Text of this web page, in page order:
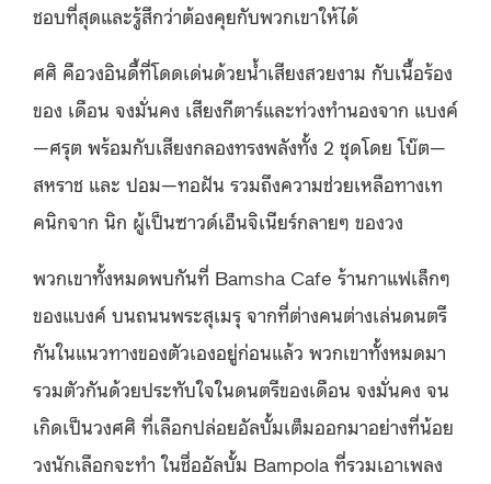
ชอบที่สุดและรู้สึกว่าต้องคุยกับพวกเขาให้ได้
ศศิ คือวงอินดี้ที่โดดเด่นด้วยน้ำเสียงสวยงาม กับเนื้อร้อง
ของ เดือน จงมั่นคง เสียงกีตาร์และท่วงทำนองจาก แบงค์
—ศรุต พร้อมกับเสียงกลองทรงพลังทั้ง 2 ชุดโดย โบ๊ต—
สหราช และ ปอม—ทอฝัน รวมถึงความช่วยเหลือทางเท
คนิกจาก นิก ผู้เป็นซาวด์เอ็นจิเนียร์กลายๆ ของวง
พวกเขาทั้งหมดพบกันที่ Bamsha Cafe ร้านกาแฟเล็กๆ
ของแบงค์ บนถนนพระสุเมรุ จากที่ต่างคนต่างเล่นดนตรี
กันในแนวทางของตัวเองอยู่ก่อนแล้ว พวกเขาทั้งหมดมา
รวมตัวกันด้วยประทับใจในดนตรีของเดือน จงมั่นคง จน
เกิดเป็นวงศศิ ที่เลือกปล่อยอัลบั้มเต็มออกมาอย่างที่น้อย
วงนักเลือกจะทำ ในชื่ออัลบั้ม Bampola ที่รวมเอาเพลง